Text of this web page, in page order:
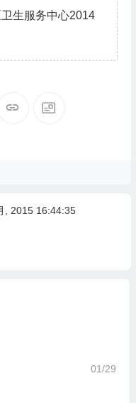
卫生服务中心2014
, 2015 16:44:35
01/29